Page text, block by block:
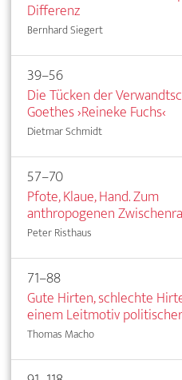
Differenz
Bernhard Siegert
39–56
Die Tücken der
Goethes ›Reineke Fuchs‹
Dietmar Schmidt
57–70
Pfote, Klaue, Hand. Zum
anthropogenen
Peter Risthaus
71–88
Gute Hirten, schlechte
einem Leitmotiv
Thomas Macho